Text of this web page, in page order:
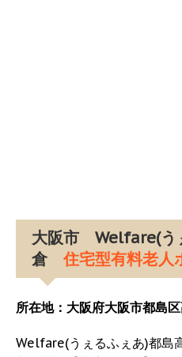
大阪市 Welfare(う
倉 住宅型有料老人
所在地：大阪府大阪市都島
Welfare(うぇるふぇあ)都島